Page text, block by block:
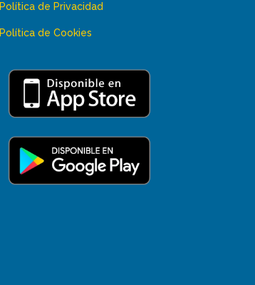
Política de Privacidad
Política de Cookies